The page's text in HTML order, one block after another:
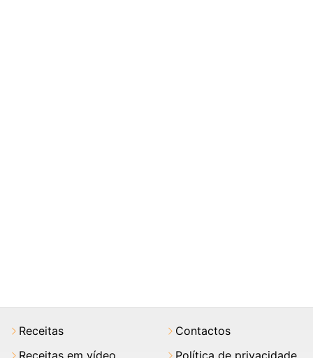
Receitas
Contactos